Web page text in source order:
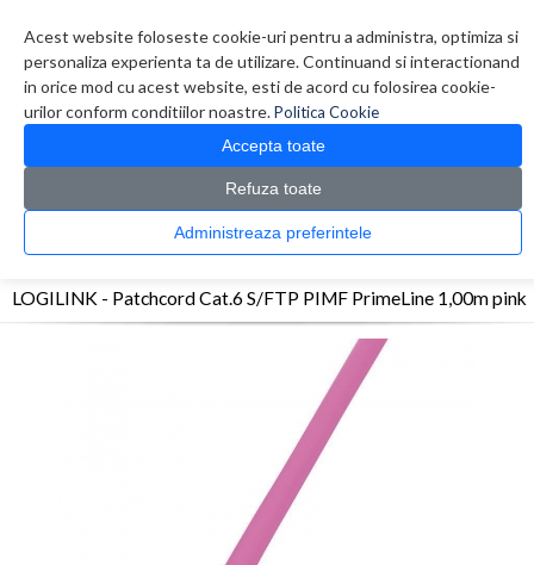
Acest website foloseste cookie-uri pentru a administra, optimiza si
personaliza experienta ta de utilizare. Continuand si interactionand
in orice mod cu acest website, esti de acord cu folosirea cookie-
urilor conform conditiilor noastre.Politica Cookie
Accepta toate
Refuza toate
Administreaza preferintele
0 produs(e)
CATALOG PRODUSE
> Cabluri > LOGILINK - Patchcord Cat.6 S/FTP PIMF
LOGILINK - Patchcord Cat.6 S/FTP PIMF PrimeLine 1,00m pink